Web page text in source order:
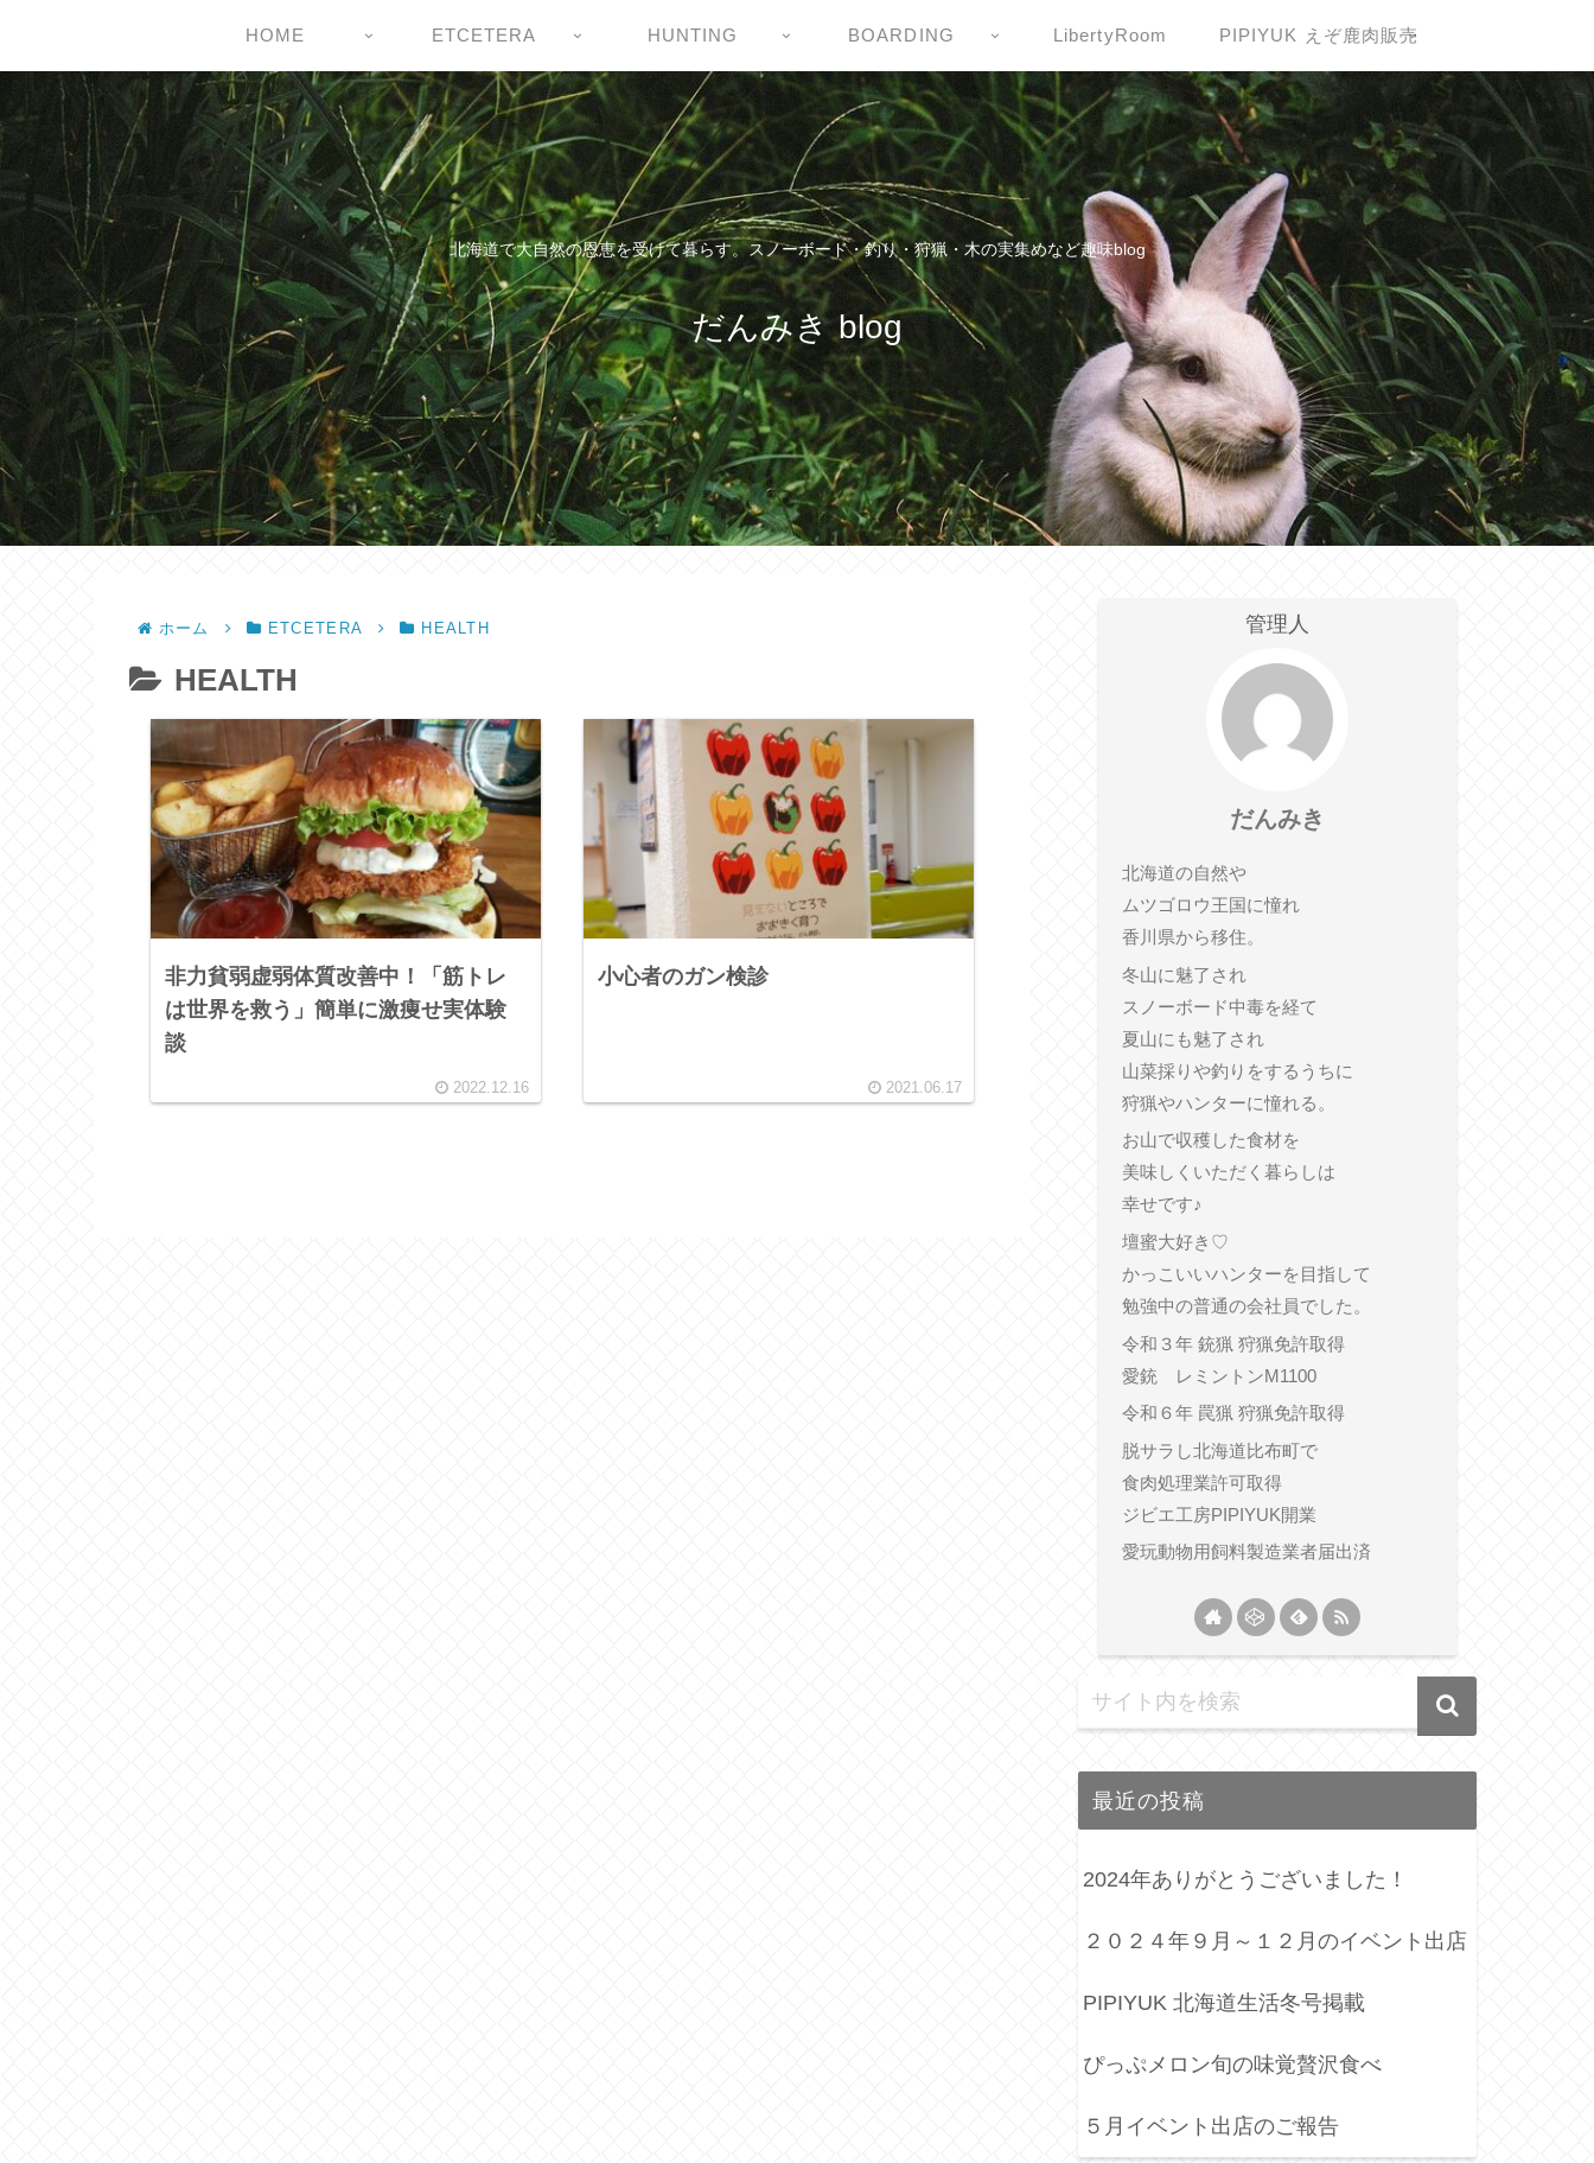
北海道で大自然の恩恵を受けて暮らす。スノーボード・釣り・狩猟・木の実集めなど趣味blog
だんみき blog
HOME ETCETERA HUNTING BOARDING LibertyRoom PIPIYUK えぞ鹿肉販売
ホーム ETCETERA HEALTH
HEALTH
非力貧弱虚弱体質改善中！「筋トレ
は世界を救う」簡単に激痩せ実体験
談
2022.12.16
小心者のガン検診
2021.06.17
管理人
だんみき
北海道の自然や
ムツゴロウ王国に憧れ
香川県から移住。
冬山に魅了され
スノーボード中毒を経て
夏山にも魅了され
山菜採りや釣りをするうちに
狩猟やハンターに憧れる。
お山で収穫した食材を
美味しくいただく暮らしは
幸せです♪
壇蜜大好き♡
かっこいいハンターを目指して
勉強中の普通の会社員でした。
令和３年 銃猟 狩猟免許取得
愛銃 レミントンM1100
令和６年 罠猟 狩猟免許取得
脱サラし北海道比布町で
食肉処理業許可取得
ジビエ工房PIPIYUK開業
愛玩動物用飼料製造業者届出済
最近の投稿
2024年ありがとうございました！
２０２４年９月～１２月のイベント出店
PIPIYUK 北海道生活冬号掲載
ぴっぷメロン旬の味覚贅沢食べ
５月イベント出店のご報告